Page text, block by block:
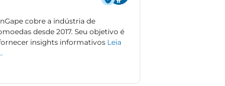
cobre a indústria de
desde 2017. Seu objetivo é
insights informativos Leia